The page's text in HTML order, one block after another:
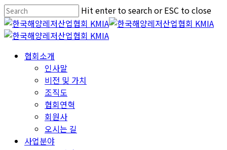
Skip
to
main
Hit enter to search or ESC to close
Close
Search
Menu 협회소개
인사말
비전 및 가치
조직도
협회연혁
회원사
오시는 길
사업분야